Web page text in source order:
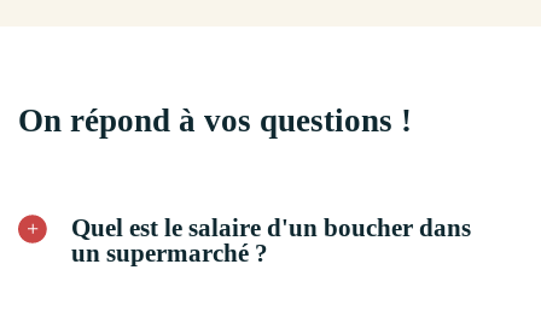
On répond à vos questions !
Quel est le salaire d'un boucher dans
un supermarché ?